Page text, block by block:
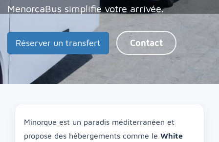
MenorcaBus simplifie votre arrivée.
Réserver un transfert Contact
Minorque est un paradis méditerranéen et
propose des hébergements comme le White